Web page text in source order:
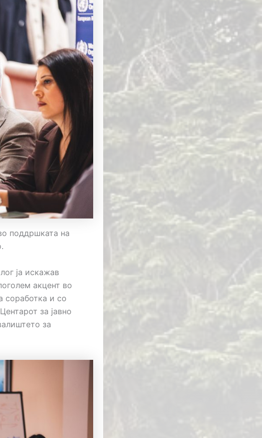
поддршката на
ја искажав
акцент во
соработка и со
за јавно
за